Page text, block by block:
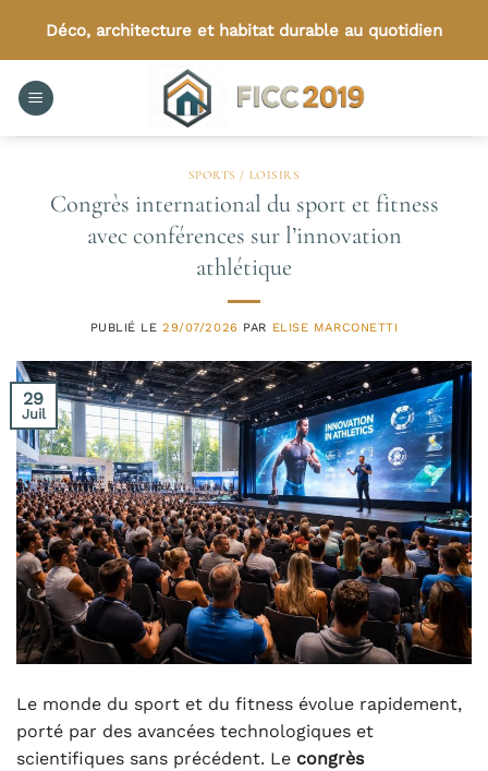
contenu
Déco, architecture et habitat durable au quotidien
SPORTS / LOISIRS
Congrès international du sport et fitness
avec conférences sur l’innovation
athlétique
PUBLIÉ LE29/07/2026 PAR ELISE MARCONETTI
29
Juil
Le monde du sport et du fitness évolue rapidement,
porté par des avancées technologiques et
scientifiques sans précédent. Le congrès